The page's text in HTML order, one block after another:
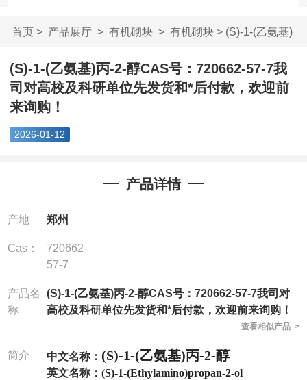
首页> 产品展厅> 有机砌块> 有机砌块> (S)-1-(乙氨基)
丙-2-醇CAS号：...
(S)-1-(乙氨基)丙-2-醇CAS号：720662-57-7我
司对高校及科研单位先发货和*后付款，欢迎前
来询购！
2026-01-12
产品详情
产地 郑州
Cas：
720662-
57-7
产品名
称
(S)-1-(乙氨基)丙-2-醇CAS号：720662-57-7我司对
高校及科研单位先发货和*后付款，欢迎前来询购！
查看相似产品 >
简介 中文名称： (S)-1-(乙氨基)丙-2-醇
英文名称： (S)-1-(Ethylamino)propan-2-ol